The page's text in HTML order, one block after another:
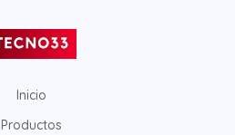
Inicio
Productos